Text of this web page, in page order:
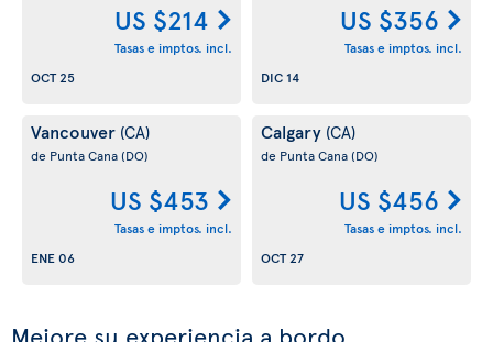
US $214
Tasas e imptos. incl.
OCT 25
US $356
Tasas e imptos. incl.
DIC 14
Vancouver (CA)
de Punta Cana(DO)
US $453
Tasas e imptos. incl.
ENE 06
Calgary (CA)
de Punta Cana(DO)
US $456
Tasas e imptos. incl.
OCT 27